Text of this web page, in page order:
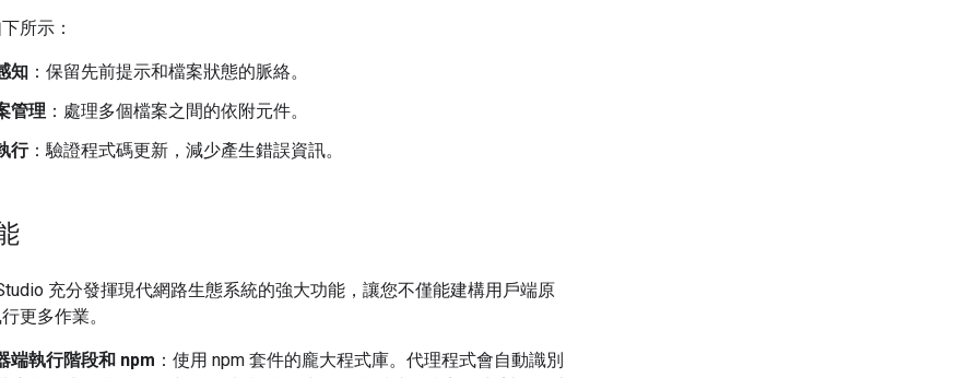
所示：
知 ：保留先前提示和檔案狀態的脈絡。
管理 ：處理多個檔案之間的依附元件。
行：驗證程式碼更新，減少產生錯誤資訊。
充分發揮現代網路生態系統的強大功能，讓您不僅能建構用戶端原
更多作業。
端執行階段和 npm ：使用 npm 套件的龐大程式庫。代理程式會自動識別